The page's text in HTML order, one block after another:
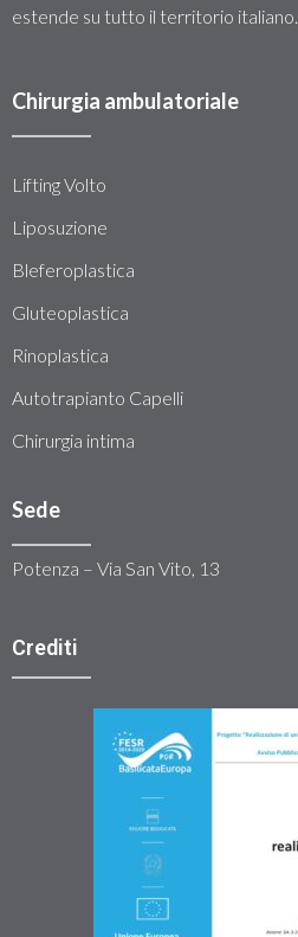
estende su tutto il territorio italiano.
Chirurgia ambulatoriale
Lifting Volto
Liposuzione
Bleferoplastica
Gluteoplastica
Rinoplastica
Autotrapianto Capelli
Chirurgia intima
Sede
Potenza – Via San Vito, 13
Crediti